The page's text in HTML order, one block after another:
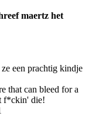
maertz het
een prachtig kindje
that can bleed for a
f*ckin' die!